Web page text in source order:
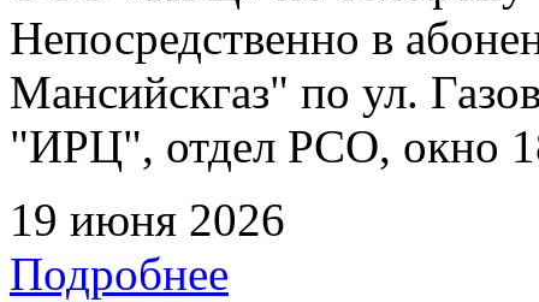
Непосредственно в
Мансийскгаз" по ул.
"ИРЦ", отдел РСО, окно
19 июня 2026
Подробнее